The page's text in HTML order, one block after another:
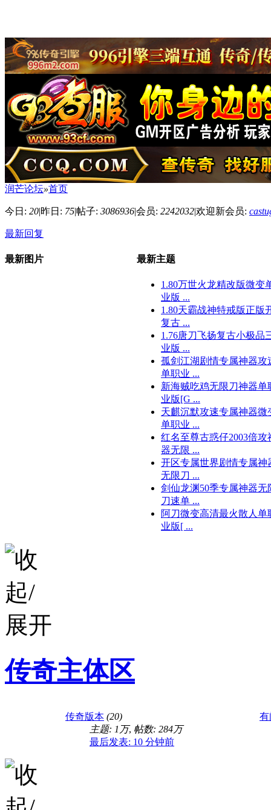
润芒论坛»首页
今日: 20|昨日: 75|帖子: 3086936|会员: 2242032|欢迎新会员:
最新回复
最新图片 最新主题
1.80万世火龙精改版微变
业版 ...
1.80天霸战神特戒版正版
复古 ...
1.76唐刀飞扬复古小极品
业版 ...
孤剑江湖剧情专属神器攻
单职业 ...
新海贼吃鸡无限刀神器单
业版[G ...
天麒沉默攻速专属神器微
单职业 ...
红名至尊古惑仔2003倍攻
器无限 ...
开区专属世界剧情专属神
无限刀 ...
剑仙龙渊50季专属神器无
刀速单 ...
阿刀微变高清最火散人单
业版[ ...
传奇主体区
传奇版本 (20)
主题: 1万, 帖数: 284万
最后发表: 10 分钟前
有